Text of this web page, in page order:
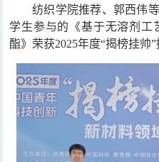
纺织学院推荐、郭西伟
学生参与的《基于无溶剂工
酯》荣获2025年度“揭榜挂帅”